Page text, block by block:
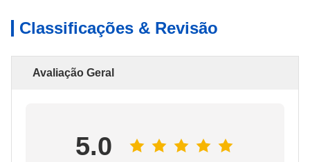
Classificações & Revisão
Avaliação Geral
5.0